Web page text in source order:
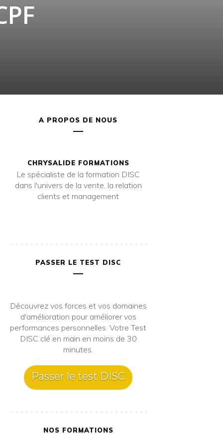
A PROPOS DE NOUS
CHRYSALIDE FORMATIONS
Le spécialiste de la formation DISC
dans l'univers de la vente, la relation
clients et management
PASSER LE TEST DISC
Découvrez vos forces et vos domaines
d'amélioration pour améliorer vos
performances personnelles. Votre Test
DISC clé en main en moins de 30
minutes.
Passer le test DISC
NOS FORMATIONS